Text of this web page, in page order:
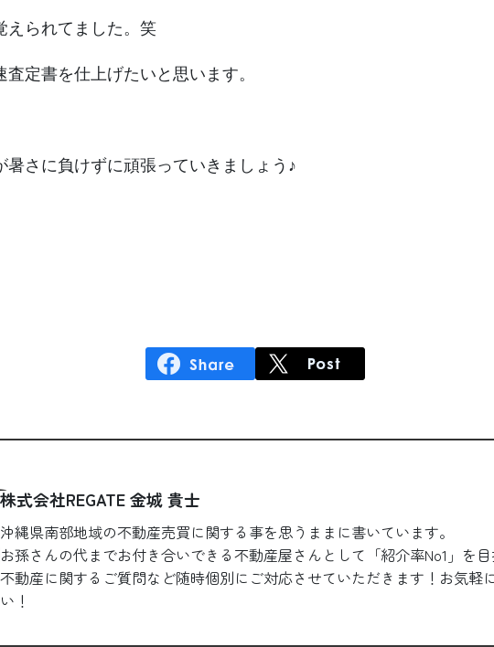
えられてました。笑
定書を仕上げたいと思います。
暑さに負けずに頑張っていきましょう♪
株式会社REGATE 金城 貴士
沖縄県南部地域の不動産売買に関する事を思うままに書いています。
お孫さんの代までお付き合いできる不動産屋さんとして「紹介率No1」を目
不動産に関するご質問など随時個別にご対応させていただきます！お気軽
い！